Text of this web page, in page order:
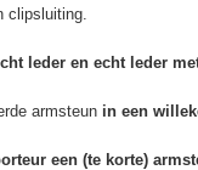
clipsluiting.
leder en echt leder
armsteun in een
een (te korte)